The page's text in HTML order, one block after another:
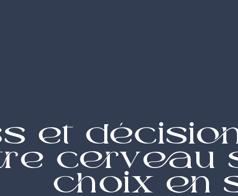
et
cerveau
choix en